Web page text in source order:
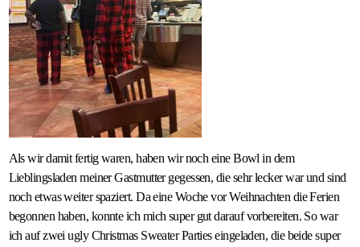
Als wir damit fertig waren, haben wir noch eine Bowl in dem
Lieblingsladen meiner Gastmutter gegessen, die sehr lecker war und sind
noch etwas weiter spaziert. Da eine Woche vor Weihnachten die Ferien
begonnen haben, konnte ich mich super gut darauf vorbereiten. So war
ich auf zwei ugly Christmas Sweater Parties eingeladen, die beide super